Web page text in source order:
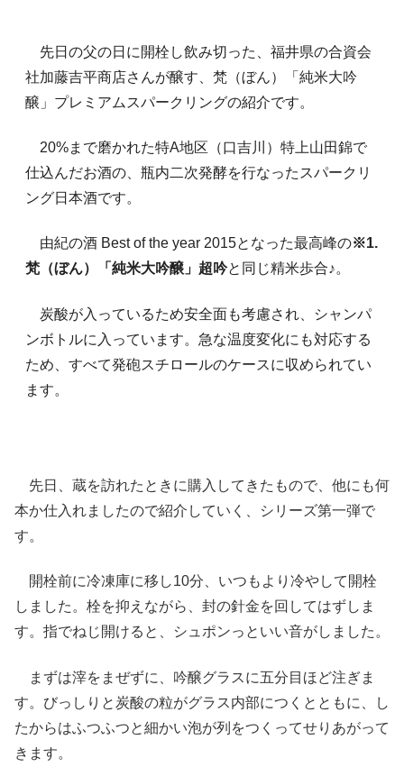
先日の父の日に開栓し飲み切った、福井県の合資会
社加藤吉平商店さんが醸す、梵（ぼん）「純米大吟
醸」プレミアムスパークリングの紹介です。
20%まで磨かれた特A地区（口吉川）特上山田錦で
仕込んだお酒の、瓶内二次発酵を行なったスパークリ
ング日本酒です。
由紀の酒 Best of the year 2015となった最高峰の※1.
梵（ぼん）「純米大吟醸」超吟と同じ精米歩合♪。
炭酸が入っているため安全面も考慮され、シャンパ
ンボトルに入っています。急な温度変化にも対応する
ため、すべて発砲スチロールのケースに収められてい
ます。
先日、蔵を訪れたときに購入してきたもので、他にも何
本か仕入れましたので紹介していく、シリーズ第一弾で
す。
開栓前に冷凍庫に移し10分、いつもより冷やして開栓
しました。栓を抑えながら、封の針金を回してはずしま
す。指でねじ開けると、シュポンっといい音がしました。
まずは滓をまぜずに、吟醸グラスに五分目ほど注ぎま
す。びっしりと炭酸の粒がグラス内部につくとともに、し
たからはふつふつと細かい泡が列をつくってせりあがって
きます。